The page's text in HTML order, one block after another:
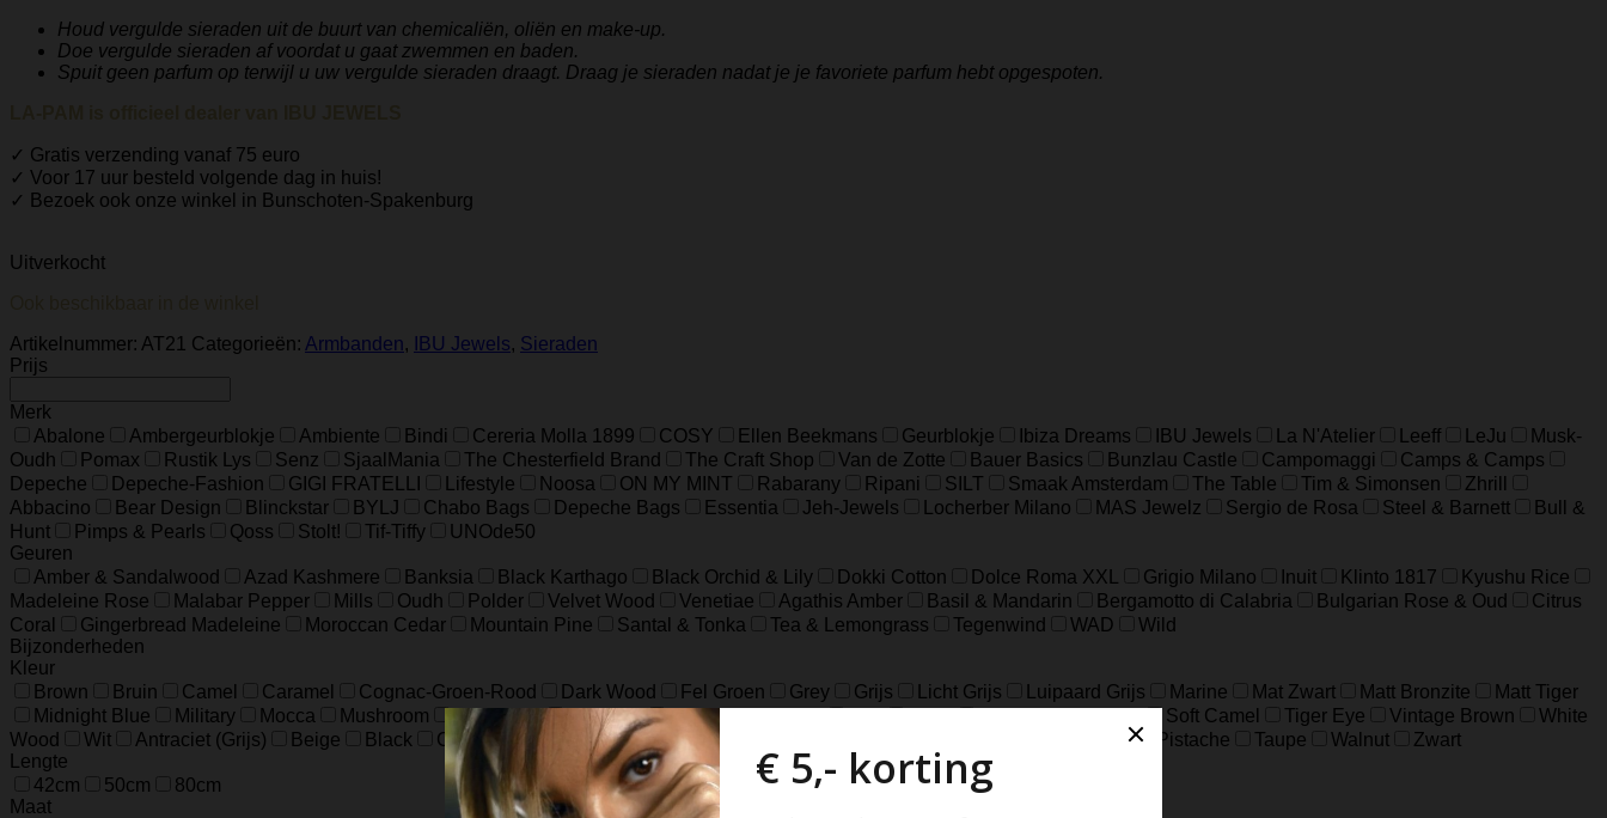
Houd vergulde sieraden uit de buurt van chemicaliën, oliën en make-up.
Doe vergulde sieraden af ​​voordat u gaat zwemmen en baden.
Spuit geen parfum op terwijl u uw vergulde sieraden draagt. Draag je sieraden nadat je je favoriete parfum hebt opgespoten.
✓ Gratis verzending vanaf 75 euro
✓ Voor 17 uur besteld volgende dag in huis!
✓ Bezoek ook onze winkel in Bunschoten-Spakenburg
Uitverkocht
Artikelnummer: AT21 Categorieën: Armbanden, IBU Jewels, Sieraden
Prijs
Merk
Abalone
Ambergeurblokje Ambiente Bindi Cereria Molla 1899 COSY Ellen Beekmans Geurblokje Ibiza Dreams IBU Jewels La N'Atelier Leeff LeJu
Musk-
Oudh
Pomax Rustik Lys Senz SjaalMania The Chesterfield Brand The Craft Shop Van de Zotte Bauer Basics Bunzlau Castle Campomaggi
Camps & Camps
Depeche
Depeche-Fashion GIGI FRATELLI Lifestyle Noosa ON MY MINT Rabarany Ripani SILT Smaak Amsterdam The Table Tim & Simonsen
Zhrill
Abbacino
Bear Design Blinckstar BYLJ Chabo Bags Depeche Bags Essentia Jeh-Jewels Locherber Milano MAS Jewelz Sergio de Rosa Steel & Barnett
Bull &
Hunt
Pimps & Pearls Qoss Stolt! Tif-Tiffy
UNOde50
Geuren
Amber & Sandalwood
Azad Kashmere Banksia Black Karthago Black Orchid & Lily Dokki Cotton Dolce Roma XXL Grigio Milano Inuit Klinto 1817
Kyushu Rice
Madeleine Rose
Malabar Pepper Mills Oudh Polder Velvet Wood Venetiae Agathis Amber Basil & Mandarin Bergamotto di Calabria Bulgarian Rose & Oud
Citrus
Coral
Gingerbread Madeleine Moroccan Cedar Mountain Pine Santal & Tonka Tea & Lemongrass Tegenwind WAD
Wild
Bijzonderheden
Kleur
Brown
Bruin Camel Caramel Cognac-Groen-Rood Dark Wood Fel Groen Grey Grijs Licht Grijs Luipaard Grijs Marine Mat Zwart Matt Bronzite
Matt Tiger
Midnight Blue
Military Mocca Mushroom Night Blue Off White Pomgranaat Rood Soft Camel Tiger Eye Vintage Brown
White
Wood
Wit Antraciet (Grijs) Beige Black Champagne Cognac Eucalyptus Olijfgroen Pistache Taupe Walnut
Zwart
Lengte
42cm
50cm
80cm
Maat